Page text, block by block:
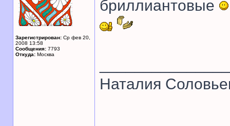
Зарегистрирован: Ср фев 20,
2008 13:58
Сообщения: 7793
Откуда: Москва
бриллиантовые
Наталия